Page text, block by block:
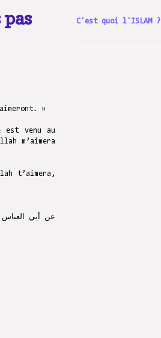
»
est venu au
t’aimera,
عن أبي
C'est quoi l'ISLAM ?